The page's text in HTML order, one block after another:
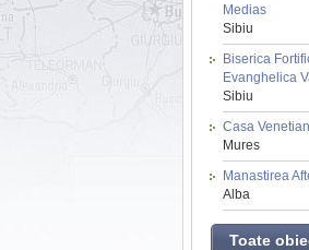
Medias
Sibiu
Biserica
Evanghelica
Sibiu
Casa
Mures
Manastirea
Alba
Toate